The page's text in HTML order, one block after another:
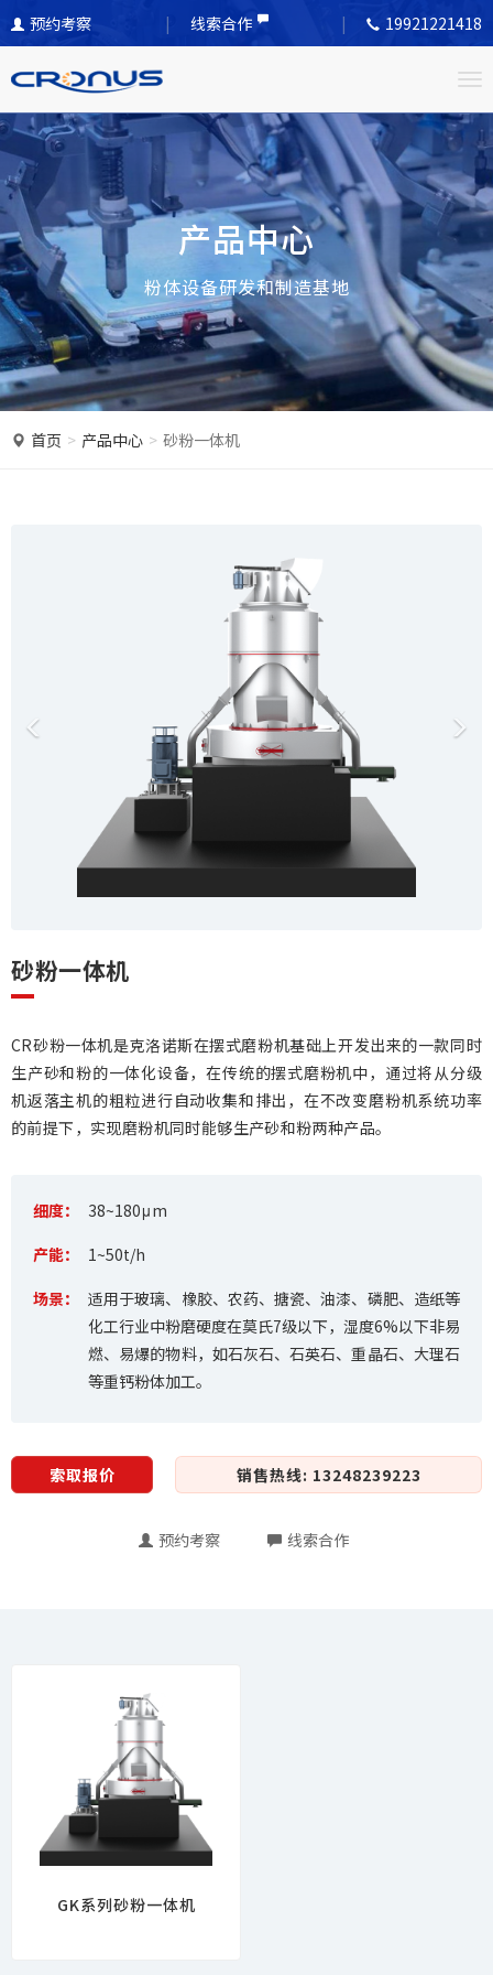
预约考察 线索合作 19921221418
T
o
g
g
l
e
n
a
v
i
g
产品中心
粉体设备研发和制造基地
首页 产品中心 砂粉一体机
o
砂粉一体机
CR砂粉一体机是克洛诺斯在摆式磨粉机基础上开发出来的一款同时
生产砂和粉的一体化设备，在传统的摆式磨粉机中，通过将从分级
机返落主机的粗粒进行自动收集和排出，在不改变磨粉机系统功率
的前提下，实现磨粉机同时能够生产砂和粉两种产品。
细度：
38~180μm
产能：
1~50t/h
场景：
适用于玻璃、橡胶、农药、搪瓷、油漆、磷肥、造纸等
化工行业中粉磨硬度在莫氏7级以下，湿度6%以下非易
燃、易爆的物料，如石灰石、石英石、重晶石、大理石
等重钙粉体加工。
索取报价 销售热线: 13248239223
预约考察 线索合作
GK系列砂粉一体机